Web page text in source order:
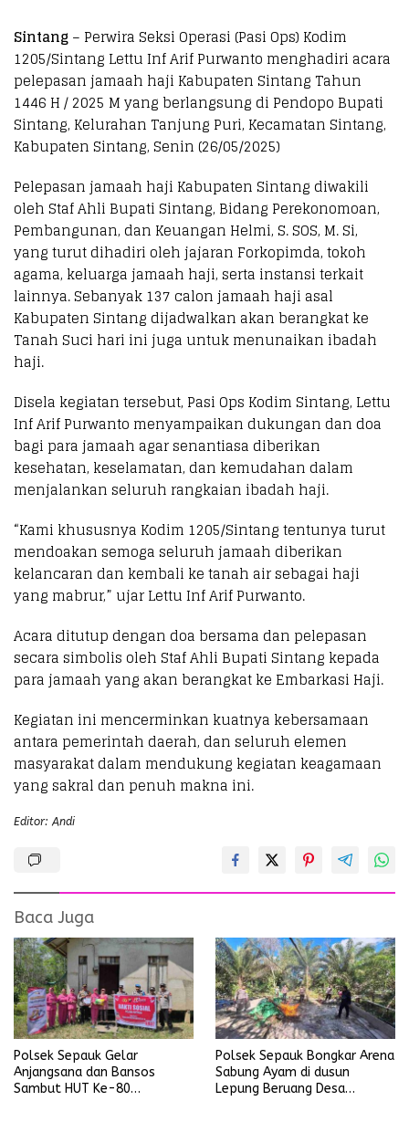
Sintang– Perwira Seksi Operasi (Pasi Ops) Kodim
1205/Sintang Lettu Inf Arif Purwanto menghadiri acara
pelepasan jamaah haji Kabupaten Sintang Tahun
1446 H / 2025 M yang berlangsung di Pendopo Bupati
Sintang, Kelurahan Tanjung Puri, Kecamatan Sintang,
Kabupaten Sintang, Senin (26/05/2025)
Pelepasan jamaah haji Kabupaten Sintang diwakili
oleh Staf Ahli Bupati Sintang, Bidang Perekonomoan,
Pembangunan, dan Keuangan Helmi, S. SOS, M. Si,
yang turut dihadiri oleh jajaran Forkopimda, tokoh
agama, keluarga jamaah haji, serta instansi terkait
lainnya. Sebanyak 137 calon jamaah haji asal
Kabupaten Sintang dijadwalkan akan berangkat ke
Tanah Suci hari ini juga untuk menunaikan ibadah
haji.
Disela kegiatan tersebut, Pasi Ops Kodim Sintang, Lettu
Inf Arif Purwanto menyampaikan dukungan dan doa
bagi para jamaah agar senantiasa diberikan
kesehatan, keselamatan, dan kemudahan dalam
menjalankan seluruh rangkaian ibadah haji.
“Kami khususnya Kodim 1205/Sintang tentunya turut
mendoakan semoga seluruh jamaah diberikan
kelancaran dan kembali ke tanah air sebagai haji
yang mabrur,” ujar Lettu Inf Arif Purwanto.
Acara ditutup dengan doa bersama dan pelepasan
secara simbolis oleh Staf Ahli Bupati Sintang kepada
para jamaah yang akan berangkat ke Embarkasi Haji.
Kegiatan ini mencerminkan kuatnya kebersamaan
antara pemerintah daerah, dan seluruh elemen
masyarakat dalam mendukung kegiatan keagamaan
yang sakral dan penuh makna ini.
Editor: Andi
Baca Juga
Polsek Sepauk Gelar
Anjangsana dan Bansos
Sambut HUT Ke-80
Polsek Sepauk Bongkar Arena
Sabung Ayam di dusun
Lepung Beruang Desa